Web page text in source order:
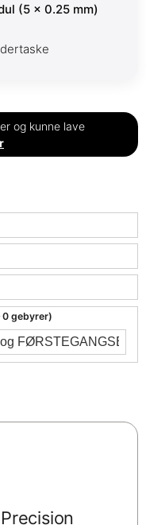
(5 × 0.25 mm)
og kunne lave
gebyrer)